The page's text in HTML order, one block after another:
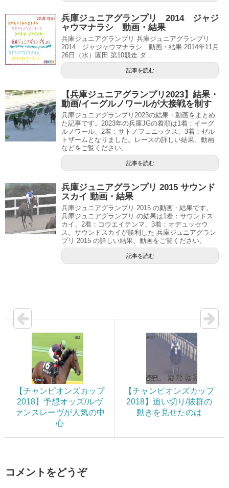
兵庫ジュニアグランプリ 2014 ジャジ
ャウマナラシ 動画・結果
兵庫ジュニアグランプリ 兵庫ジュニアグランプリ
2014 ジャジャウマナラシ 動画・結果 2014年11月
26日（水）園田 第10競走 ダ...
記事を読む
【兵庫ジュニアグランプリ2023】結果・
動画/イーグルノワールが大接戦を制す
兵庫ジュニアグランプリ2023の結果・動画をまとめ
た記事です。2023年の兵庫JGの着順は1着：イーグ
ルノワール、2着：サトノフェニックス、3着：ゼル
トザームとなりました。レースの詳しい結果、動画
などをご覧ください。
記事を読む
兵庫ジュニアグランプリ 2015 サウンド
スカイ 動画・結果
兵庫ジュニアグランプリ 2015 の動画・結果です。
兵庫ジュニアグランプリ の結果は1着：サウンドス
カイ、2着：コウエイテンマ、3着：オデュッセウ
ス。サウンドスカイが勝利した 兵庫ジュニアグラン
プリ 2015 の詳しい結果、動画をご覧ください。
記事を読む
【チャンピオンズカップ
2018】予想オッズ/ルヴ
ァンスレーヴが人気の中
心
【チャンピオンズカップ
2018】追い切り/抜群の
動きを見せたのは
コメントをどうぞ